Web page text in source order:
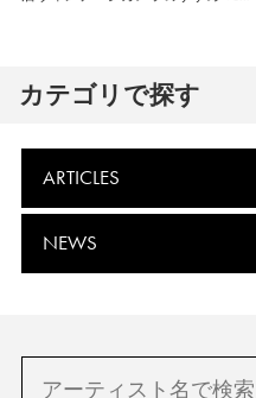
カテゴリで探す
ARTICLES
NEWS